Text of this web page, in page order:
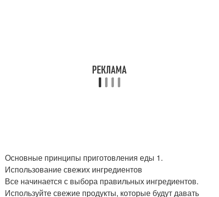
Основные принципы приготовления еды 1.
Использование свежих ингредиентов
Все начинается с выбора правильных ингредиентов.
Используйте свежие продукты, которые будут давать